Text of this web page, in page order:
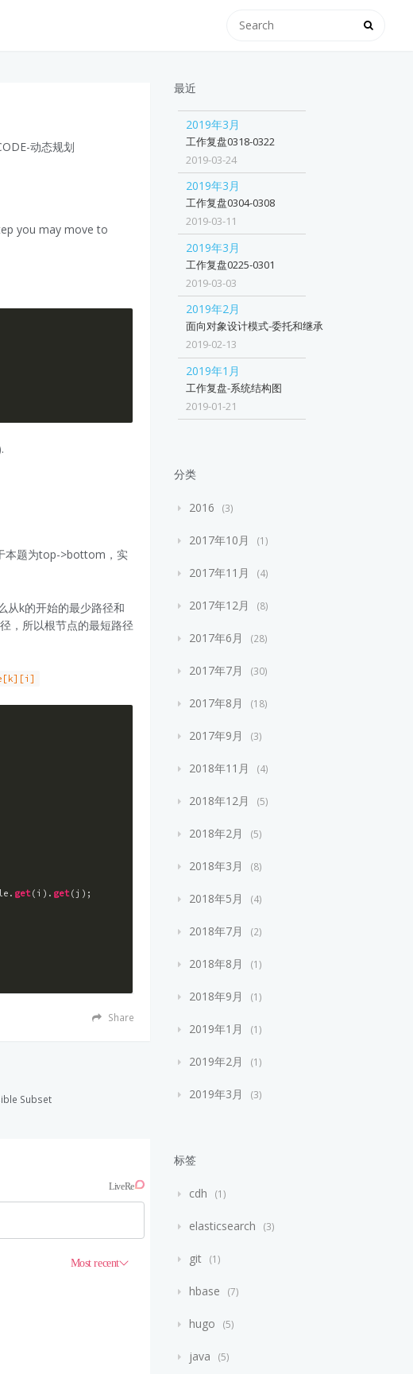
动态规划
you may move to
本题为top->bottom，实
从k的开始的最少路径和
，所以根节点的最短路径
get(i). get(j);
Share
Subset
最近
2019年3月
工作复盘0318-0322
2019-03-24
2019年3月
工作复盘0304-0308
2019-03-11
2019年3月
工作复盘0225-0301
2019-03-03
2019年2月
面向对象设计模式-委托和继承
2019-02-13
2019年1月
工作复盘-系统结构图
2019-01-21
分类
2016 3
2017年10月 1
2017年11月 4
2017年12月 8
2017年6月 28
2017年7月 30
2017年8月 18
2017年9月 3
2018年11月 4
2018年12月 5
2018年2月 5
2018年3月 8
2018年5月 4
2018年7月 2
2018年8月 1
2018年9月 1
2019年1月 1
2019年2月 1
2019年3月 3
标签
cdh 1
elasticsearch 3
git 1
hbase 7
hugo 5
java 5